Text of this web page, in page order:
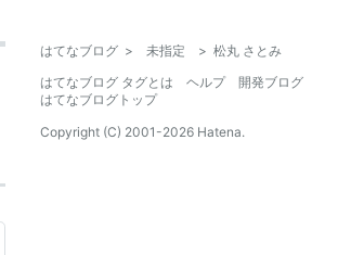
はてなブログ > 未指定 > 松丸 さとみ
はてなブログ タグとは
ヘルプ
開発ブログ
はてなブログトップ
Copyright (C) 2001-2026 Hatena.